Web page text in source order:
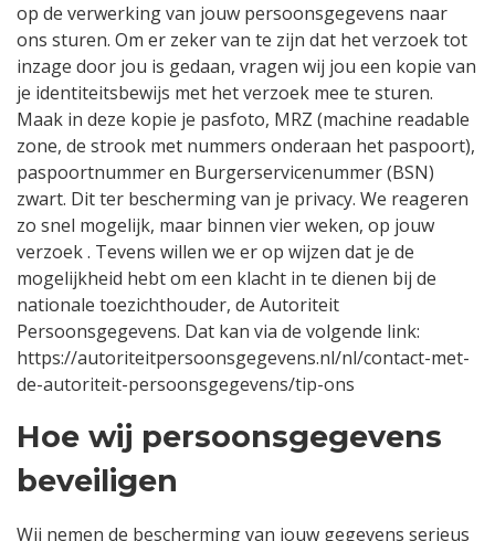
op de verwerking van jouw persoonsgegevens naar
ons sturen. Om er zeker van te zijn dat het verzoek tot
inzage door jou is gedaan, vragen wij jou een kopie van
je identiteitsbewijs met het verzoek mee te sturen.
Maak in deze kopie je pasfoto, MRZ (machine readable
zone, de strook met nummers onderaan het paspoort),
paspoortnummer en Burgerservicenummer (BSN)
zwart. Dit ter bescherming van je privacy. We reageren
zo snel mogelijk, maar binnen vier weken, op jouw
verzoek . Tevens willen we er op wijzen dat je de
mogelijkheid hebt om een klacht in te dienen bij de
nationale toezichthouder, de Autoriteit
Persoonsgegevens. Dat kan via de volgende link:
https://autoriteitpersoonsgegevens.nl/nl/contact-met-
de-autoriteit-persoonsgegevens/tip-ons
Hoe wij persoonsgegevens
beveiligen
Wij nemen de bescherming van jouw gegevens serieus